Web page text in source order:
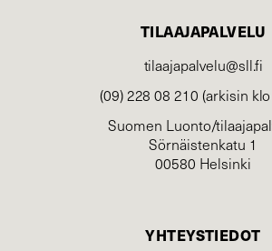
TILAAJAPALVELU
tilaajapalvelu@sll.fi
(09) 228 08 210 (arkisin
Suomen Luonto/
Sörnäistenkatu 1
00580 Helsinki
YHTEYSTIEDOT